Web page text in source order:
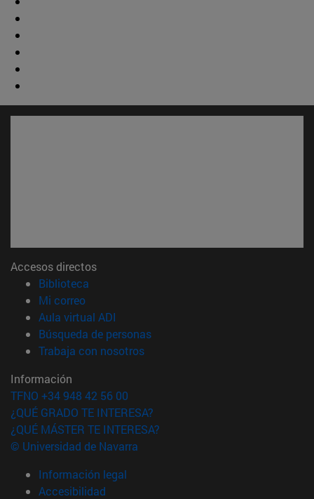
Accesos directos
Biblioteca
Mi correo(abre en nueva ventana)
Aula virtual ADI
Búsqueda de personas(abre en nueva ventana)
Trabaja con nosotros(abre en nueva ventana)
Información
TFNO +34 948 42 56 00
¿QUÉ GRADO TE INTERESA?
¿QUÉ MÁSTER TE INTERESA?
© Universidad de Navarra
Información legal
Accesibilidad